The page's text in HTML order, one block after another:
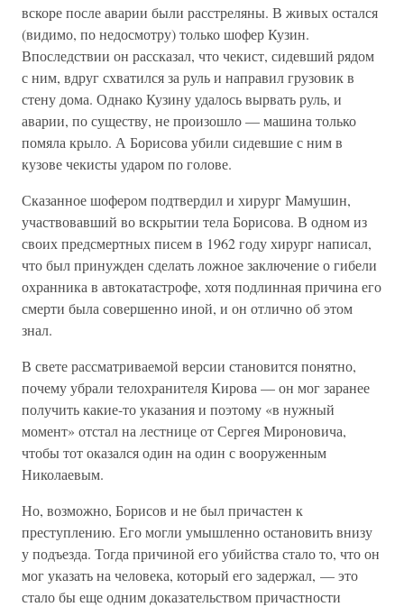
вскоре после аварии были расстреляны. В живых остался
(видимо, по недосмотру) только шофер Кузин.
Впоследствии он рассказал, что чекист, сидевший рядом
с ним, вдруг схватился за руль и направил грузовик в
стену дома. Однако Кузину удалось вырвать руль, и
аварии, по существу, не произошло — машина только
помяла крыло. А Борисова убили сидевшие с ним в
кузове чекисты ударом по голове.
Сказанное шофером подтвердил и хирург Мамушин,
участвовавший во вскрытии тела Борисова. В одном из
своих предсмертных писем в 1962 году хирург написал,
что был принужден сделать ложное заключение о гибели
охранника в автокатастрофе, хотя подлинная причина его
смерти была совершенно иной, и он отлично об этом
знал.
В свете рассматриваемой версии становится понятно,
почему убрали телохранителя Кирова — он мог заранее
получить какие-то указания и поэтому «в нужный
момент» отстал на лестнице от Сергея Мироновича,
чтобы тот оказался один на один с вооруженным
Николаевым.
Но, возможно, Борисов и не был причастен к
преступлению. Его могли умышленно остановить внизу
у подъезда. Тогда причиной его убийства стало то, что он
мог указать на человека, который его задержал, — это
стало бы еще одним доказательством причастности